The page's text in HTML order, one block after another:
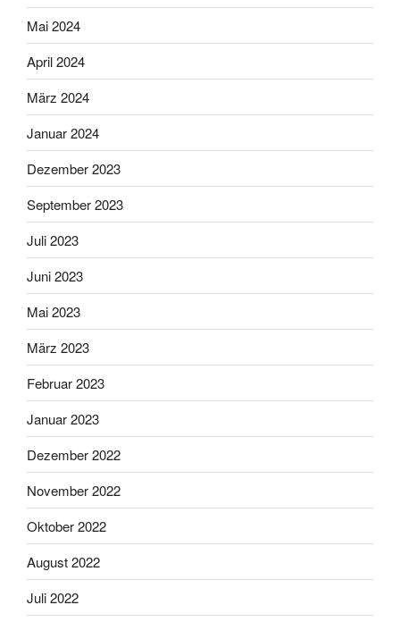
Mai 2024
April 2024
März 2024
Januar 2024
Dezember 2023
September 2023
Juli 2023
Juni 2023
Mai 2023
März 2023
Februar 2023
Januar 2023
Dezember 2022
November 2022
Oktober 2022
August 2022
Juli 2022